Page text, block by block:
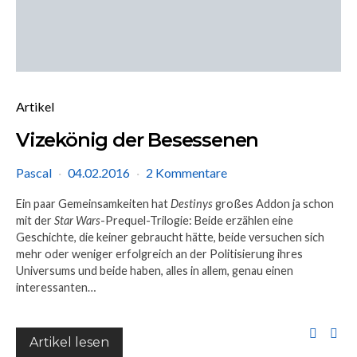
Artikel
Vizekönig der Besessenen
Pascal 04.02.2016 2 Kommentare
Ein paar Gemeinsamkeiten hatDestinysgroßes Addon ja schon
mit derStar Wars-Prequel-Trilogie: Beide erzählen eine
Geschichte, die keiner gebraucht hätte, beide versuchen sich
mehr oder weniger erfolgreich an der Politisierung ihres
Universums und beide haben, alles in allem, genau einen
interessanten…
Artikel lesen